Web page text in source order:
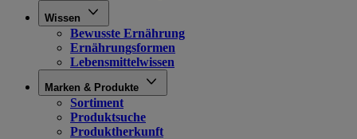
Wissen
Bewusste Ernährung
Ernährungsformen
Lebensmittelwissen
Marken & Produkte
Sortiment
Produktsuche
Produktherkunft